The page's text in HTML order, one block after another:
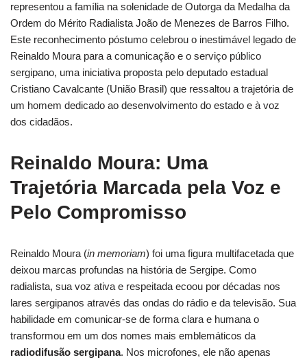
representou a família na solenidade de Outorga da Medalha da
Ordem do Mérito Radialista João de Menezes de Barros Filho.
Este reconhecimento póstumo celebrou o inestimável legado de
Reinaldo Moura para a comunicação e o serviço público
sergipano, uma iniciativa proposta pelo deputado estadual
Cristiano Cavalcante (União Brasil) que ressaltou a trajetória de
um homem dedicado ao desenvolvimento do estado e à voz
dos cidadãos.
Reinaldo Moura: Uma
Trajetória Marcada pela Voz e
Pelo Compromisso
Reinaldo Moura (in memoriam) foi uma figura multifacetada que
deixou marcas profundas na história de Sergipe. Como
radialista, sua voz ativa e respeitada ecoou por décadas nos
lares sergipanos através das ondas do rádio e da televisão. Sua
habilidade em comunicar-se de forma clara e humana o
transformou em um dos nomes mais emblemáticos da
radiodifusão sergipana. Nos microfones, ele não apenas